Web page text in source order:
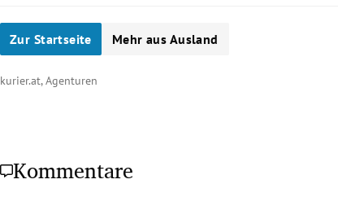
Zur Startseite Mehr aus Ausland
kurier.at, Agenturen
Kommentare